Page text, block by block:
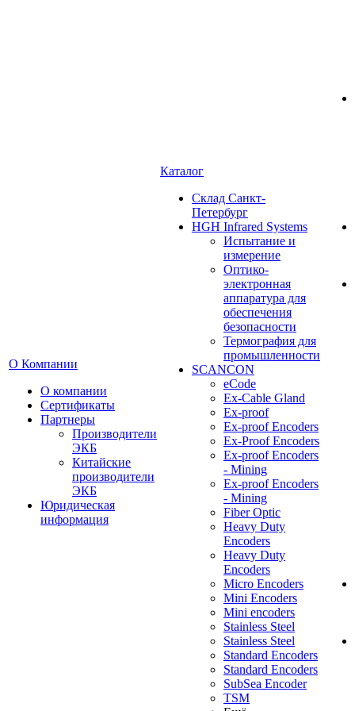
О Компании
О компании
Сертификаты
Партнеры
Производители
ЭКБ
Китайские
производители
ЭКБ
Юридическая
информация
Каталог
Cклад Санкт-
Петербург
HGH Infrared Systems
Испытание и
измерение
Оптико-
электронная
аппаратура для
обеспечения
безопасности
Термография для
промышленности
SCANCON
eCode
Ex-Cable Gland
Ex-proof
Ex-proof Encoders
Ex-Proof Encoders
Ex-proof Encoders
- Mining
Ex-proof Encoders
- Mining
Fiber Optic
Heavy Duty
Encoders
Heavy Duty
Encoders
Micro Encoders
Mini Encoders
Mini encoders
Stainless Steel
Stainless Steel
Standard Encoders
Standard Encoders
SubSea Encoder
TSM